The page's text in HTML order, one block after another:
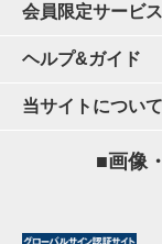
会員限定サービス
ヘルプ&ガイド
当サイトについて
■画像